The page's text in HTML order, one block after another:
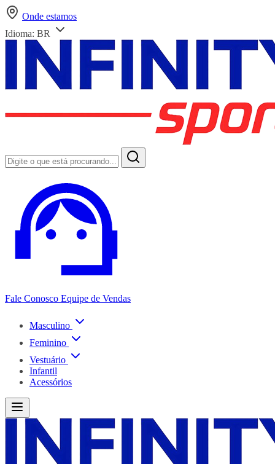
Onde estamos
Idioma: BR
Fale Conosco Equipe de Vendas
Masculino
Feminino
Vestuário
Infantil
Acessórios